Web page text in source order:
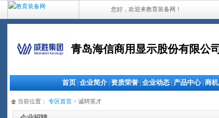
您好，欢迎来教育装备网！
青岛海信商用显示股份有限公
首页 企业简介 资质荣誉 企业动态 产品中心| 商机
当前位置： 专区首页 > 诚聘英才